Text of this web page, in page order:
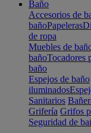
Baño
Accesorios de
bañoPapeleras
de ropa
Muebles de
bañoTocadores
baño
Espejos de baño
iluminados
Sanitarios
Grifería Grifos
Seguridad de